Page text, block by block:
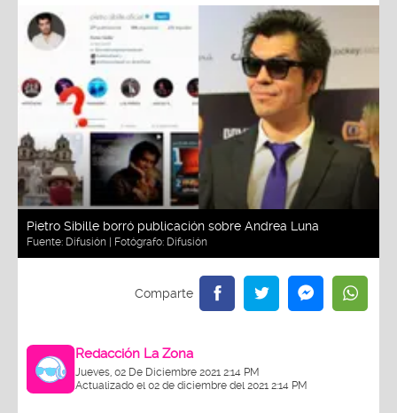
Pietro Sibille borró publicación sobre Andrea Luna
Fuente: Difusión | Fotógrafo: Difusión
Redacción La Zona
Jueves, 02 De Diciembre 2021 2:14 PM
Actualizado el 02 de diciembre del 2021 2:14 PM